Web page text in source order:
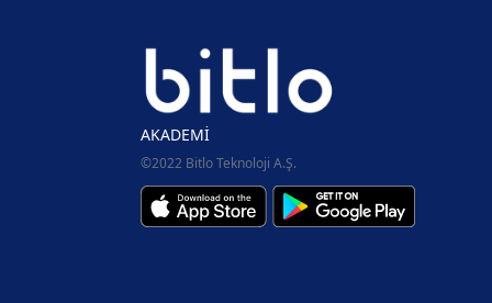
AKADEMİ
©2022 Bitlo Teknoloji A.Ş.